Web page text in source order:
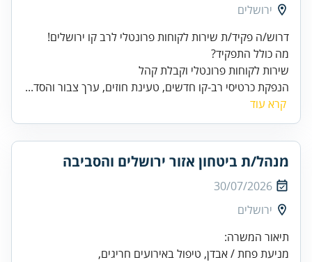
ירושלים
שירות לקוחות פרונטלי וקבלת קהל
הנפקת כרטיסי רב-קו חדשים, טעינת חוזים, ערך צבור והסד...
קרא עוד
מנהל/ת ביטחון אזור ירושלים והסביבה
30/07/2026
ירושלים